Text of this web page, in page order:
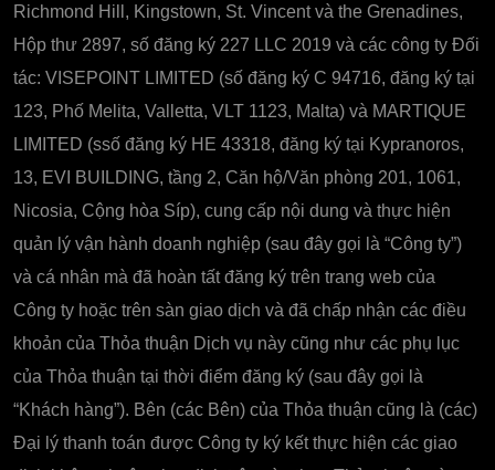
Richmond Hill, Kingstown, St. Vincent và the Grenadines,
Hộp thư 2897, số đăng ký 227 LLC 2019 và các công ty Đối
tác: VISEPOINT LIMITED (số đăng ký C 94716, đăng ký tại
123, Phố Melita, Valletta, VLT 1123, Malta) và MARTIQUE
LIMITED (ssố đăng ký HE 43318, đăng ký tại Kypranoros,
13, EVI BUILDING, tầng 2, Căn hộ/Văn phòng 201, 1061,
Nicosia, Cộng hòa Síp), cung cấp nội dung và thực hiện
quản lý vận hành doanh nghiệp (sau đây gọi là “Công ty”)
và cá nhân mà đã hoàn tất đăng ký trên trang web của
Công ty hoặc trên sàn giao dịch và đã chấp nhận các điều
khoản của Thỏa thuận Dịch vụ này cũng như các phụ lục
của Thỏa thuận tại thời điểm đăng ký (sau đây gọi là
“Khách hàng”). Bên (các Bên) của Thỏa thuận cũng là (các)
Đại lý thanh toán được Công ty ký kết thực hiện các giao